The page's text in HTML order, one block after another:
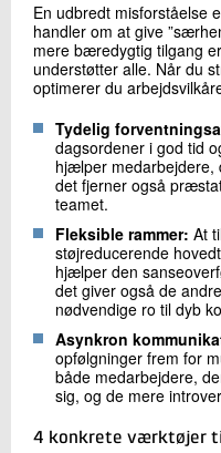
En udbredt misforståelse
handler om at give
mere bæredygtig tilgang
understøtter alle. Når du
optimerer du
Tydelig
dagsordener i god tid
hjælper medarbejdere,
det fjerner også
teamet.
Fleksible rammer: At
støjreducerende
hjælper den
det giver også de
nødvendige ro til dyb
Asynkron
opfølgninger frem for
både medarbejdere,
sig, og de mere
4 konkrete værktøjer